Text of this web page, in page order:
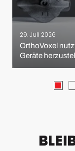
29. Juli 2026
OrthoVoxel
Geräte